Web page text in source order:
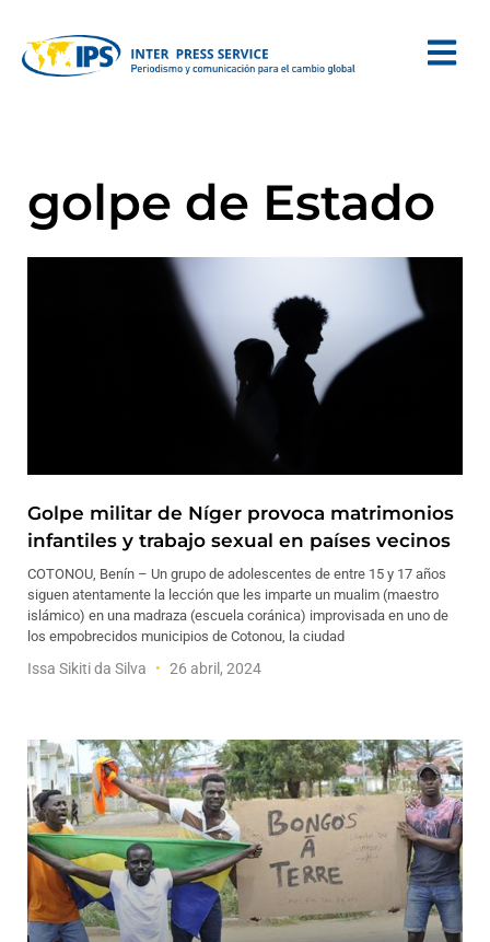
golpe de Estado
Golpe militar de Níger provoca matrimonios
infantiles y trabajo sexual en países vecinos
COTONOU, Benín – Un grupo de adolescentes de entre 15 y 17 años
siguen atentamente la lección que les imparte un mualim (maestro
islámico) en una madraza (escuela coránica) improvisada en uno de
los empobrecidos municipios de Cotonou, la ciudad
Issa Sikiti da Silva 26 abril, 2024